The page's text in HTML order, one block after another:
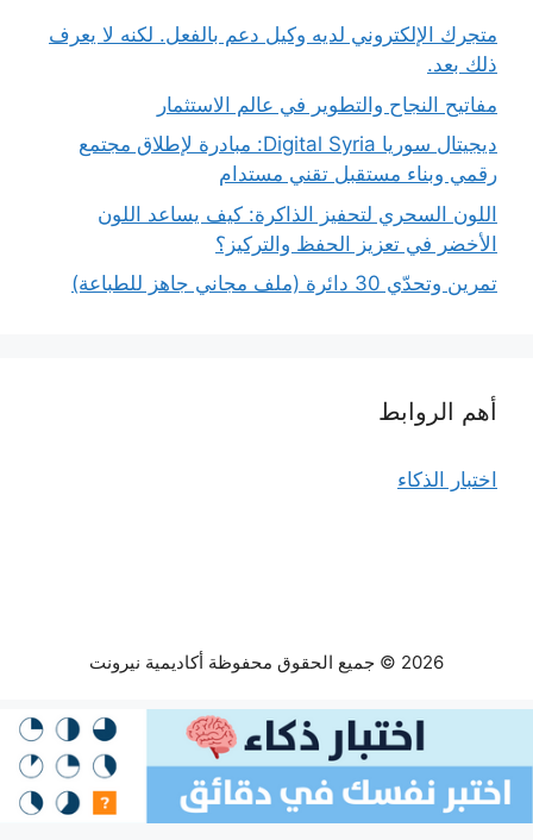
متجرك الإلكتروني لديه وكيل دعم بالفعل. لكنه لا يعرف
ذلك بعد.
مفاتيح النجاح والتطوير في عالم الاستثمار
ديجيتال سوريا Digital Syria: مبادرة لإطلاق مجتمع
رقمي وبناء مستقبل تقني مستدام
اللون السحري لتحفيز الذاكرة: كيف يساعد اللون
الأخضر في تعزيز الحفظ والتركيز؟
تمرين وتحدّي 30 دائرة (ملف مجاني جاهز للطباعة)
أهم الروابط
اختبار الذكاء
2026 © جميع الحقوق محفوظة أكاديمية نيرونت